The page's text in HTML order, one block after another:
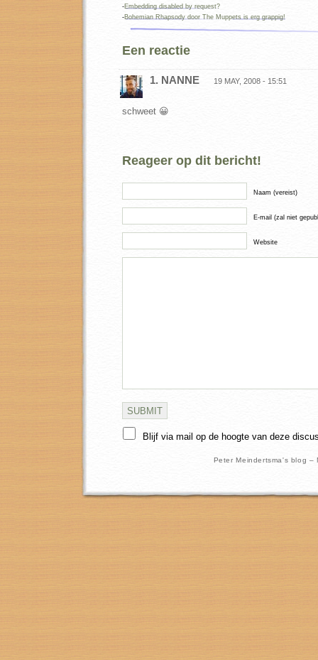
-Embedding disabled by request?
-Bohemian Rhapsody door The Muppets is erg grappig!
Een reactie
1. NANNE 19 MAY, 2008 - 15:51
schweet 😀
Reageer op dit bericht!
Naam (vereist)
E-mail (zal niet
Website
Blijf via mail op de hoogte van deze
Peter Meindertsma's blog